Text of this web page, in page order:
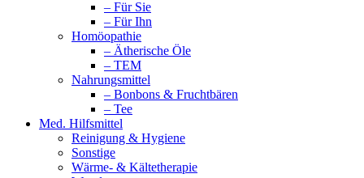
– Für Sie
– Für Ihn
Homöopathie
– Ätherische Öle
– TEM
Nahrungsmittel
– Bonbons & Fruchtbären
– Tee
Med. Hilfsmittel
Reinigung & Hygiene
Sonstige
Wärme- & Kältetherapie